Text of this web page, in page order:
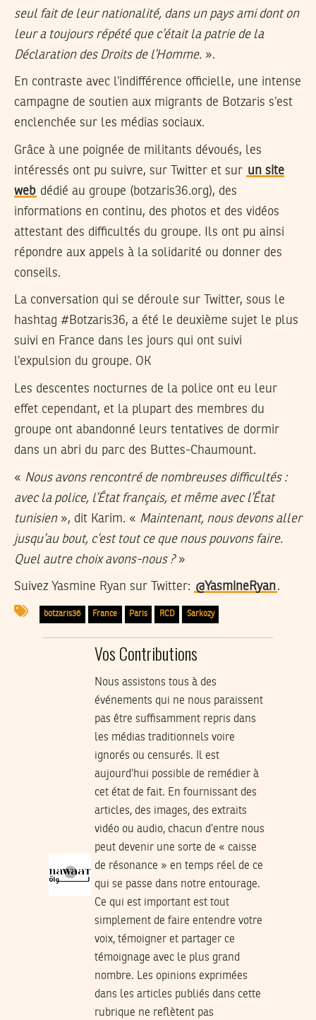
seul fait de leur nationalité, dans un pays ami dont on
leur a toujours répété que c’était la patrie de la
Déclaration des Droits de l’Homme. ».
En contraste avec l’indifférence officielle, une intense
campagne de soutien aux migrants de Botzaris s’est
enclenchée sur les médias sociaux.
Grâce à une poignée de militants dévoués, les
intéressés ont pu suivre, sur Twitter et sur un site
web dédié au groupe (botzaris36.org), des
informations en continu, des photos et des vidéos
attestant des difficultés du groupe. Ils ont pu ainsi
répondre aux appels à la solidarité ou donner des
conseils.
La conversation qui se déroule sur Twitter, sous le
hashtag #Botzaris36, a été le deuxième sujet le plus
suivi en France dans les jours qui ont suivi
l’expulsion du groupe. OK
Les descentes nocturnes de la police ont eu leur
effet cependant, et la plupart des membres du
groupe ont abandonné leurs tentatives de dormir
dans un abri du parc des Buttes-Chaumount.
« Nous avons rencontré de nombreuses difficultés :
avec la police, l’État français, et même avec l’État
tunisien», dit Karim. « Maintenant, nous devons aller
jusqu’au bout, c’est tout ce que nous pouvons faire.
Quel autre choix avons-nous ?»
Suivez Yasmine Ryan sur Twitter: @YasmineRyan.
botzaris36 France Paris RCD Sarkozy
Vos Contributions
Nous assistons tous à des
événements qui ne nous paraissent
pas être suffisamment repris dans
les médias traditionnels voire
ignorés ou censurés. Il est
aujourd’hui possible de remédier à
cet état de fait. En fournissant des
articles, des images, des extraits
vidéo ou audio, chacun d’entre nous
peut devenir une sorte de « caisse
de résonance » en temps réel de ce
qui se passe dans notre entourage.
Ce qui est important est tout
simplement de faire entendre votre
voix, témoigner et partager ce
témoignage avec le plus grand
nombre. Les opinions exprimées
dans les articles publiés dans cette
rubrique ne reflètent pas